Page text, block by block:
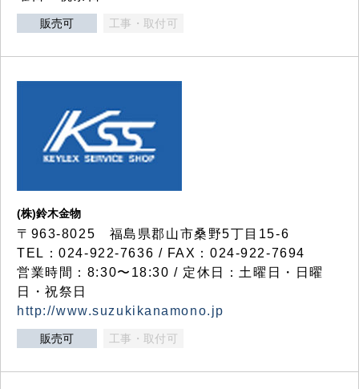
販売可 工事・取付可
(株)鈴木金物
〒963-8025 福島県郡山市桑野5丁目15-6
TEL：024-922-7636 / FAX：024-922-7694
営業時間：8:30〜18:30 / 定休日：土曜日・日曜
日・祝祭日
http://www.suzukikanamono.jp
販売可 工事・取付可